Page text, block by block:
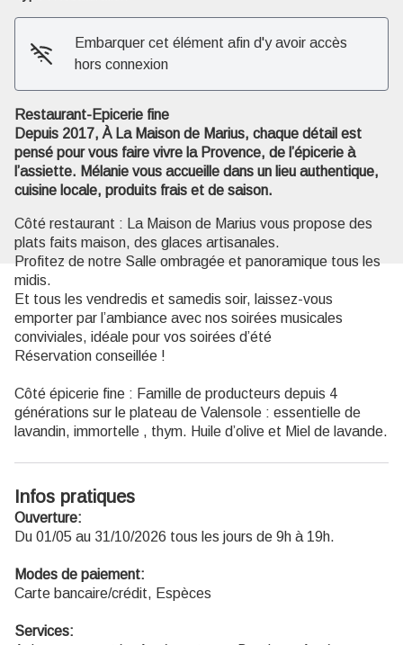
Embarquer cet élément afin d'y avoir accès
hors connexion
Restaurant-Epicerie fine
Depuis 2017, À La Maison de Marius, chaque détail est
pensé pour vous faire vivre la Provence, de l’épicerie à
l’assiette. Mélanie vous accueille dans un lieu authentique,
cuisine locale, produits frais et de saison.
Côté restaurant : La Maison de Marius vous propose des
plats faits maison, des glaces artisanales.
Profitez de notre Salle ombragée et panoramique tous les
midis.
Et tous les vendredis et samedis soir, laissez-vous
emporter par l’ambiance avec nos soirées musicales
conviviales, idéale pour vos soirées d’été
Réservation conseillée !
Côté épicerie fine : Famille de producteurs depuis 4
générations sur le plateau de Valensole : essentielle de
lavandin, immortelle , thym. Huile d’olive et Miel de lavande.
Infos pratiques
Ouverture:
Du 01/05 au 31/10/2026 tous les jours de 9h à 19h.
Modes de paiement:
Carte bancaire/crédit, Espèces
Services: